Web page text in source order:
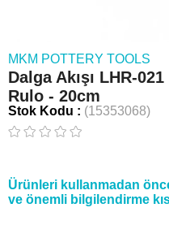
MKM POTTERY TOOLS
Dalga Akışı LHR-
Rulo - 20cm
Stok Kodu (15353068)
Ürünleri kullanmadan
ve önemli bilgilendirme